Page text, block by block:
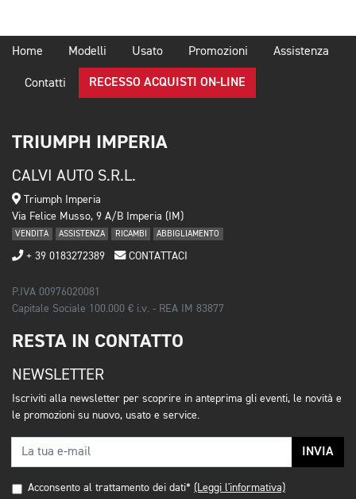
Home Modelli Usato Promozioni Assistenza
Contatti RECESSO ACQUISTI ON-LINE
TRIUMPH IMPERIA
CALVI AUTO S.R.L.
Triumph Imperia
Via Felice Musso, 9 A/B Imperia (IM)
VENDITA ASSISTENZA RICAMBI ABBIGLIAMENTO
+ 39 0183272389 CONTATTACI
P.IVA 00976020081
Capitale Sociale 100.000 € i.v. - REA IM 83877
RESTA IN CONTATTO
NEWSLETTER
Iscriviti alla newsletter per scoprire in anteprima gli eventi, le novità e
le promozioni su nuovo, usato e service.
INVIA
Acconsento al trattamento dei dati* (Leggi l'informativa)